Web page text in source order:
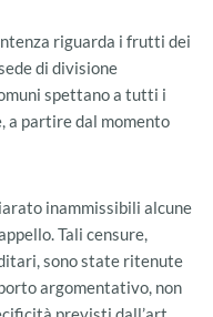
riguarda i frutti dei
di divisione
spettano a tutti i
a partire dal momento
inammissibili alcune
Tali censure,
sono state ritenute
argomentativo, non